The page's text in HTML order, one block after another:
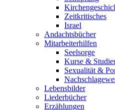
Zeitkritisches
Israel
Andachtsbücher
Mitarbeiterhilfen
Seelsorge
Kurse &
Sexualität &
Lebensbilder
Liederbücher
Erzählungen